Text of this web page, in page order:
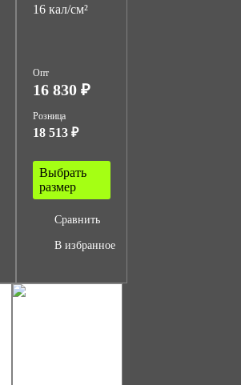
16 кал/см²
Опт
16 830 ₽
Розница
18 513 ₽
Выбрать
размер
Сравнить
В избранное